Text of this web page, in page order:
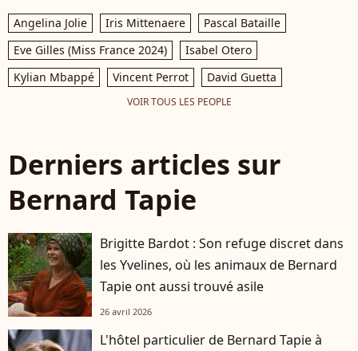
Angelina Jolie Iris Mittenaere
Pascal Bataille
Eve Gilles (Miss France 2024)
Isabel Otero
Kylian Mbappé
Vincent Perrot David Guetta
VOIR TOUS LES PEOPLE
Derniers articles sur
Bernard Tapie
Brigitte Bardot : Son refuge discret dans
les Yvelines, où les animaux de Bernard
Tapie ont aussi trouvé asile
26 avril 2026
L'hôtel particulier de Bernard Tapie à